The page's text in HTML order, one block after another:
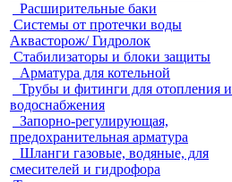
Расширительные баки
Системы от протечки воды
Аквасторож/ Гидролок
Стабилизаторы и блоки защиты
Арматура для котельной
Трубы и фитинги для отопления и
водоснабжения
Запорно-регулирующая,
предохранительная арматура
Шланги газовые, водяные, для
смесителей и гидрофора